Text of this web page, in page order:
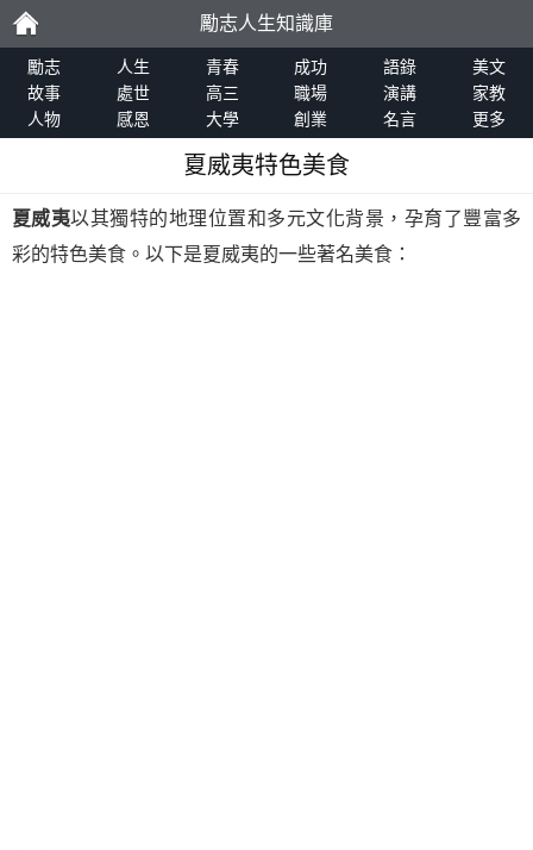
勵
志
勵志人生知識庫
勵志 人生 青春 成功 語錄
美文
故事
處世 高三 職場 演講
家教
人物
感恩 大學 創業 名言 更多
夏威夷特色美食
夏威夷以其獨特的地理位置和多元文化背景，孕育了豐富多
彩的特色美食。以下是夏威夷的一些著名美食：